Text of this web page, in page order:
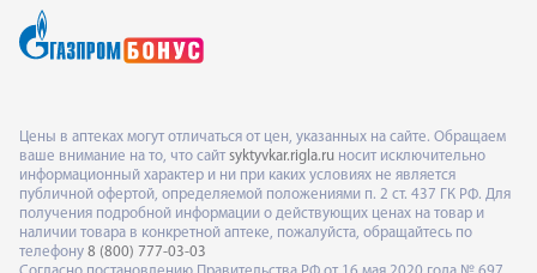
Цены в аптеках могут отличаться от цен, указанных на сайте. Обращаем
ваше внимание на то, что сайт syktyvkar.rigla.ru носит исключительно
информационный характер и ни при каких условиях не является
публичной офертой, определяемой положениями п. 2 ст. 437 ГК РФ. Для
получения подробной информации о действующих ценах на товар и
наличии товара в конкретной аптеке, пожалуйста, обращайтесь по
телефону 8 (800) 777-03-03